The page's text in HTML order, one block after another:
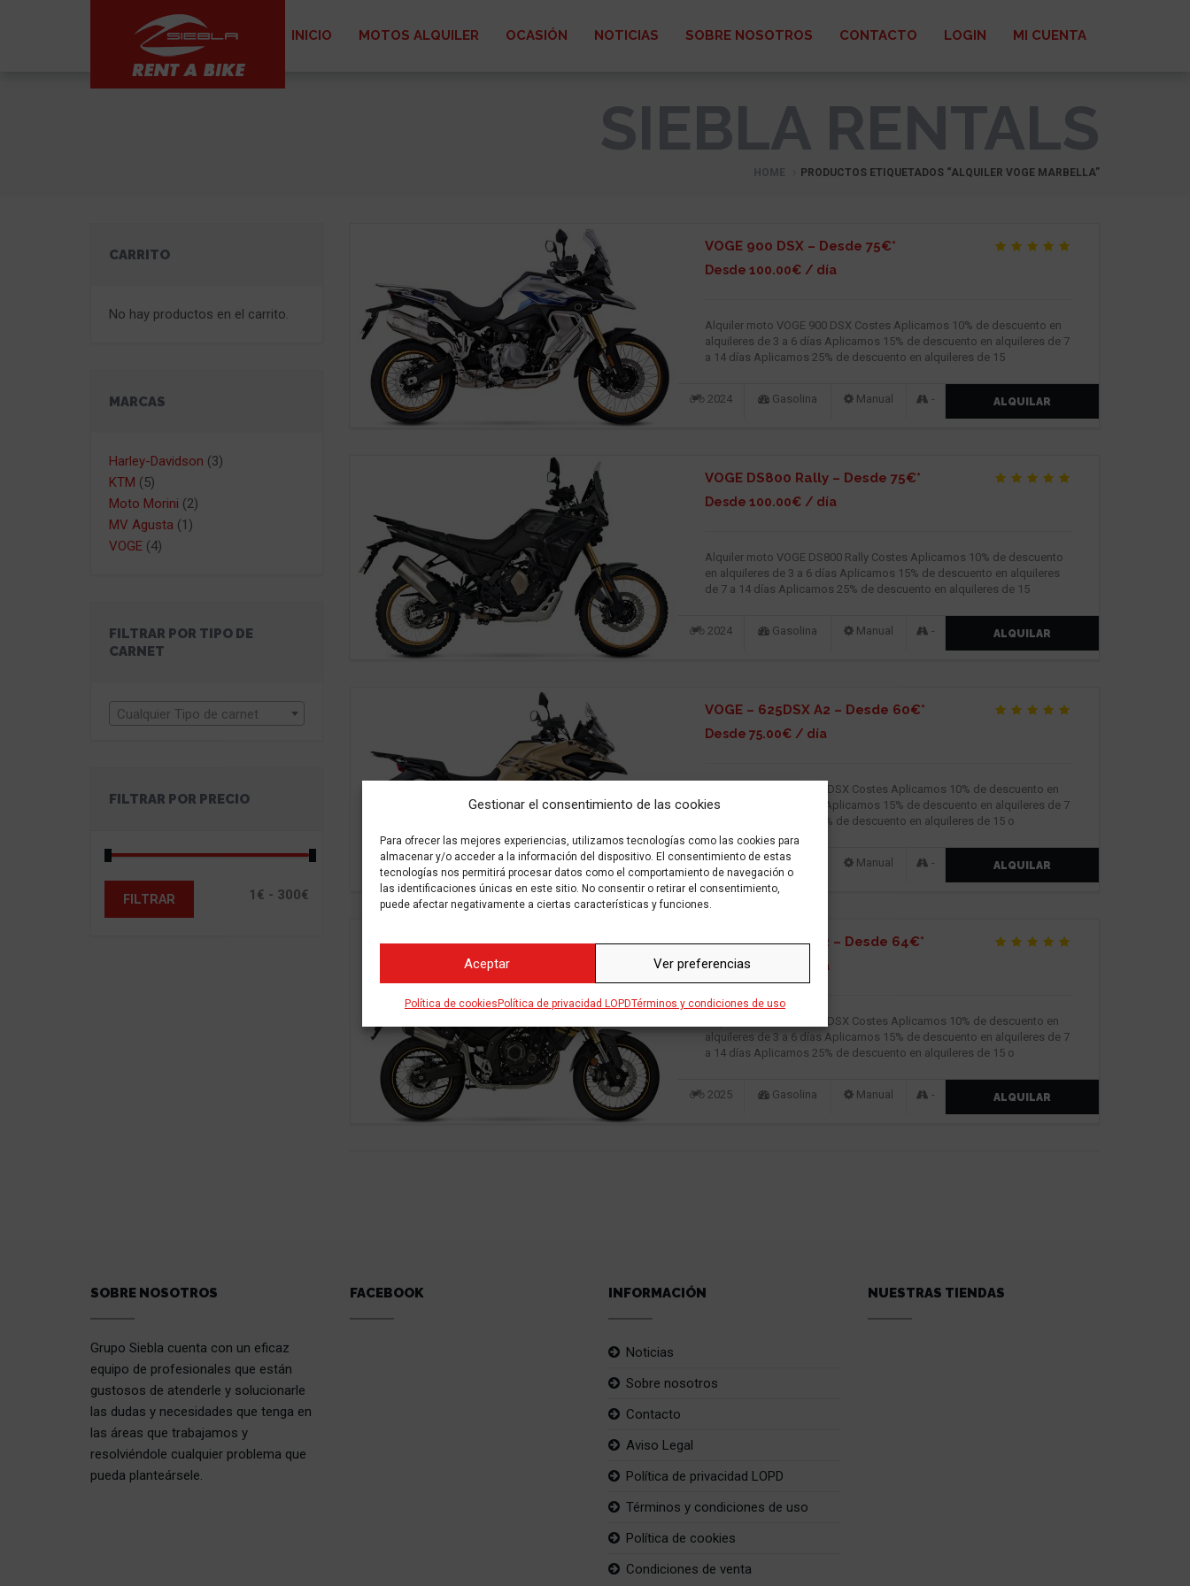
Gestionar el consentimiento de las cookies
Para ofrecer las mejores experiencias, utilizamos tecnologías como las cookies para
almacenar y/o acceder a la información del dispositivo. El consentimiento de estas
tecnologías nos permitirá procesar datos como el comportamiento de navegación o
las identificaciones únicas en este sitio. No consentir o retirar el consentimiento,
puede afectar negativamente a ciertas características y funciones.
Aceptar Ver preferencias
Política de cookies Política de privacidad LOPDTérminos y condiciones de uso
INICIO MOTOS ALQUILER OCASIÓN NOTICIAS SOBRE NOSOTROS CONTACTO LOGIN MI CUENTA
SIEBLA RENTALS
HOME PRODUCTOS ETIQUETADOS “ALQUILER VOGE MARBELLA”
CARRITO
No hay productos en el carrito.
MARCAS
Harley-Davidson (3)
KTM (5)
Moto Morini (2)
MV Agusta (1)
VOGE (4)
FILTRAR POR TIPO DE
CARNET
Cualquier Tipo de carnet
FILTRAR POR PRECIO
FILTRAR
VOGE 900 DSX – Desde 75€*
Desde 100.00€ / día
Alquiler moto VOGE 900 DSX Costes Aplicamos 10% de descuento en
alquileres de 3 a 6 días Aplicamos 15% de descuento en alquileres de 7
a 14 días Aplicamos 25% de descuento en alquileres de 15
2024 Gasolina Manual - ALQUILAR
VOGE DS800 Rally – Desde 75€*
Desde 100.00€ / día
Alquiler moto VOGE DS800 Rally Costes Aplicamos 10% de descuento
en alquileres de 3 a 6 días Aplicamos 15% de descuento en alquileres
de 7 a 14 días Aplicamos 25% de descuento en alquileres de 15
2024 Gasolina Manual - ALQUILAR
VOGE – 625DSX A2 – Desde 60€*
Desde 75.00€ / día
Alquiler moto VOGE 525DSX Costes Aplicamos 10% de descuento en
alquileres de 3 a 6 días Aplicamos 15% de descuento en alquileres de 7
a 14 días Aplicamos 25% de descuento en alquileres de 15 o
2024 Gasolina Manual - ALQUILAR
VOGE – 525DSX A2 – Desde 64€*
Desde 80.00€ / día
Alquiler moto VOGE 525DSX Costes Aplicamos 10% de descuento en
alquileres de 3 a 6 días Aplicamos 15% de descuento en alquileres de 7
a 14 días Aplicamos 25% de descuento en alquileres de 15 o
2025 Gasolina Manual - ALQUILAR
SOBRE NOSOTROS
Grupo Siebla cuenta con un eficaz
equipo de profesionales que están
gustosos de atenderle y solucionarle
las dudas y necesidades que tenga en
las áreas que trabajamos y
resolviéndole cualquier problema que
pueda planteársele.
FACEBOOK INFORMACIÓN
Noticias
Sobre nosotros
Contacto
Aviso Legal
Política de privacidad LOPD
Términos y condiciones de uso
Política de cookies
Condiciones de venta
NUESTRAS TIENDAS